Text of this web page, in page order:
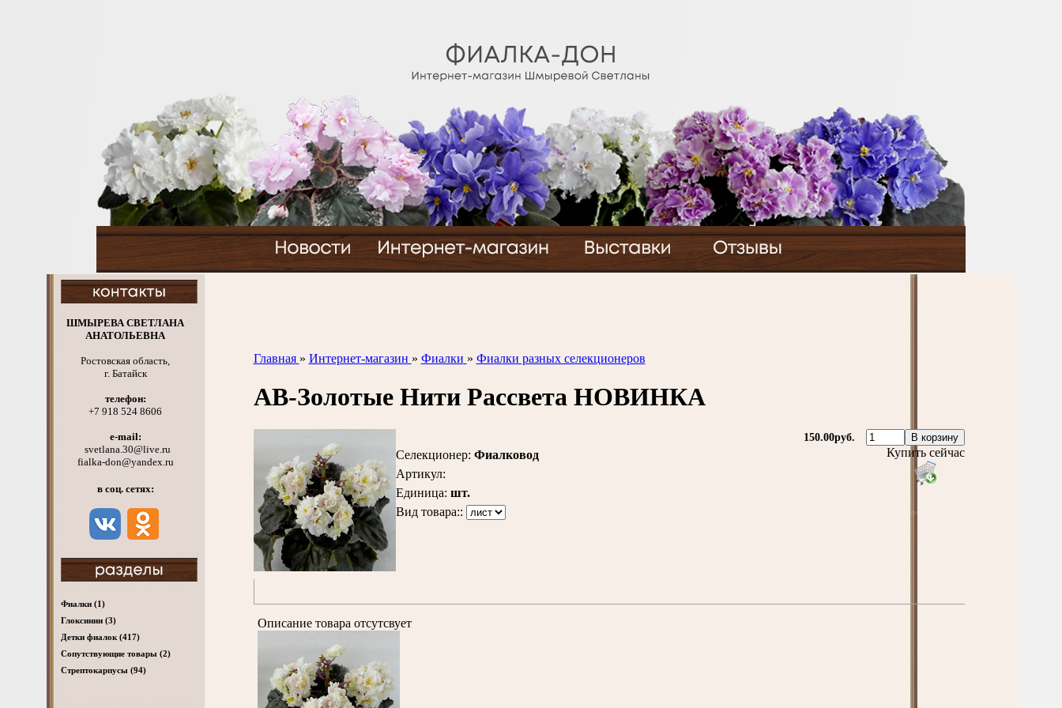
ШМЫРЕВА СВЕТЛАНА
АНАТОЛЬЕВНА
Ростовская область,
г. Батайск
телефон:
+7 918 524 8606
e-mail:
svetlana.30@live.ru
fialka-don@yandex.ru
в соц. сетях:
Фиалки (1)
Глоксинии (3)
Детки фиалок (417)
Cопутствующие товары (2)
Стрептокарпусы (94)
Главная » Интернет-магазин » Фиалки » Фиалки разных селекционеров
АВ-Золотые Нити Рассвета НОВИНКА
150.00руб.
Селекционер: Фиалковод
Артикул:
Единица: шт.
Вид товара::
Купить сейчас
Описание товара отсутсвует